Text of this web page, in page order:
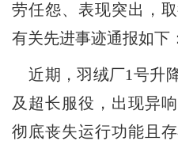
劳任怨、表现突出，
有关先进事迹通报如下：
近期，羽绒厂1号升
及超长服役，出现异
彻底丧失运行功能且